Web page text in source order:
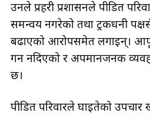
उनले प्रहरी प्रशासनले पीडित
समन्वय नगरेको तथा ट्रकधनी
बढाएको आरोपसमेत लगाइन्।
गर्न नदिएको र अपमानजनक
छ।
पीडित परिवारले घाइतेको उपचार